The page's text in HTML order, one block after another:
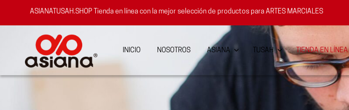
ASIANATUSAH.SHOP Tienda en línea con la mejor selección de productos para ARTES MARCIALES
INICIO NOSOTROS ASIANA TUSAH TIENDA EN LÍNEA